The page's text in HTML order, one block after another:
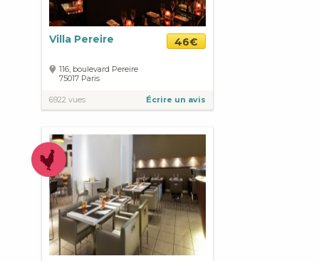
Villa Pereire 46€
116, boulevard Pereire
75017 Paris
6922 vues Écrire un avis